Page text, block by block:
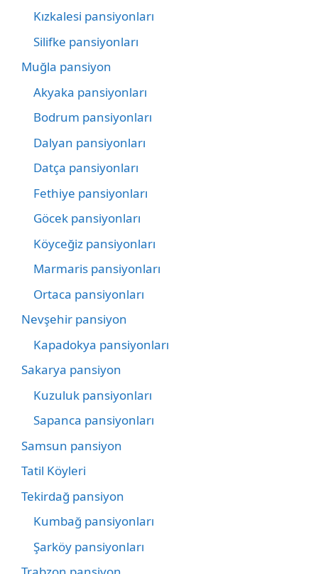
Kızkalesi pansiyonları
Silifke pansiyonları
Muğla pansiyon
Akyaka pansiyonları
Bodrum pansiyonları
Dalyan pansiyonları
Datça pansiyonları
Fethiye pansiyonları
Göcek pansiyonları
Köyceğiz pansiyonları
Marmaris pansiyonları
Ortaca pansiyonları
Nevşehir pansiyon
Kapadokya pansiyonları
Sakarya pansiyon
Kuzuluk pansiyonları
Sapanca pansiyonları
Samsun pansiyon
Tatil Köyleri
Tekirdağ pansiyon
Kumbağ pansiyonları
Şarköy pansiyonları